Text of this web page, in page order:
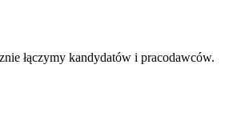
łączymy kandydatów i pracodawców.